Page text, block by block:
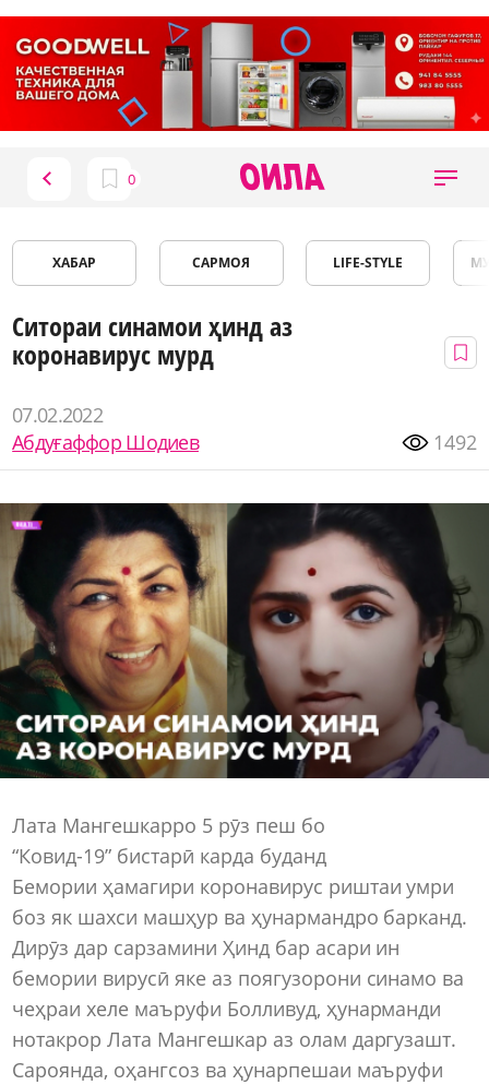
ХАБАР САРМОЯ LIFE-STYLE
Ситораи синамои ҳинд аз
коронавирус мурд
07.02.2022
Абдуғаффор Шодиев
1492
Лата Мангешкарро 5 рӯз пеш бо
“Ковид-19” бистарӣ карда буданд
Бемории ҳамагири коронавирус риштаи умри
боз як шахси машҳур ва ҳунармандро барканд.
Дирӯз дар сарзамини Ҳинд бар асари ин
бемории вирусӣ яке аз поягузорони синамо ва
чеҳраи хеле маъруфи Болливуд, ҳунарманди
нотакрор Лата Мангешкар аз олам даргузашт.
Сароянда, оҳангсоз ва ҳунарпешаи маъруфи